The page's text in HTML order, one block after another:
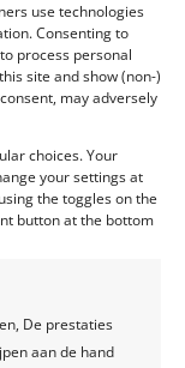
use technologies
Consenting to
process personal
site and show (non-)
may adversely
choices. Your
your settings at
the toggles on the
button at the bottom
De prestaties
aan de hand